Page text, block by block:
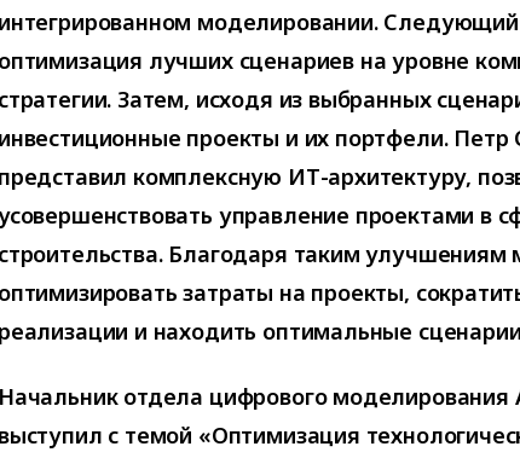
интегрированном моделировании.
оптимизация лучших сценариев на уровне
стратегии. Затем, исходя из выбранных
инвестиционные проекты и их портфели. Петр
представил комплексную ИТ-архитектуру,
управление проектами в
строительства. Благодаря таким улучшениям
оптимизировать затраты на проекты,
реализации и находить оптимальные
Начальник отдела цифрового моделирования
выступил с темой «Оптимизация